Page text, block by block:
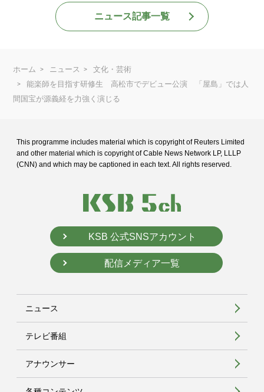
ニュース記事一覧
ホーム ニュース
文化・芸術
能楽師を目指す研修生 高松市でデビュー公演 「屋島」では人
間国宝が源義経を力強く演じる
This programme includes material which is copyright of Reuters Limited
and other material which is copyright of Cable News Network LP, LLLP
(CNN) and which may be captioned in each text. All rights reserved.
KSB 公式SNSアカウント
配信メディア一覧
ニュース
テレビ番組
アナウンサー